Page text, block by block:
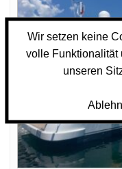
Wir setzen keine
volle Funktionalität
unseren